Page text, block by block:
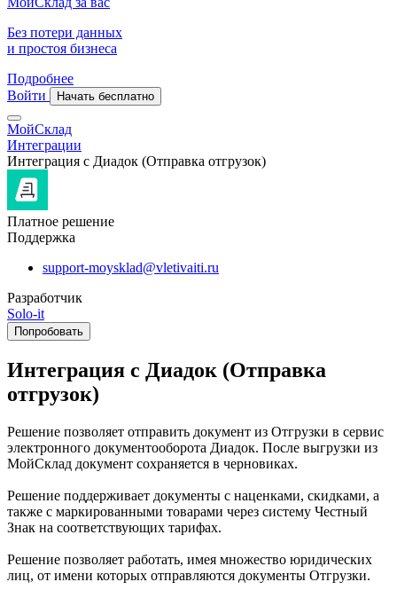
Без потери данных
и простоя бизнеса
Подробнее
Войти
Начать бесплатно
МойСклад
Интеграции
Интеграция с Диадок (Отправка отгрузок)
Платное решение
Поддержка
support-moysklad@vletivaiti.ru
Разработчик
Solo-it
Попробовать
Интеграция с Диадок (Отправка
отгрузок)
Решение позволяет отправить документ из Отгрузки в сервис
электронного документооборота Диадок. После выгрузки из
МойСклад документ сохраняется в черновиках.
Решение поддерживает документы с наценками, скидками, а
также с маркированными товарами через систему Честный
Знак на соответствующих тарифах.
Решение позволяет работать, имея множество юридических
лиц, от имени которых отправляются документы Отгрузки.